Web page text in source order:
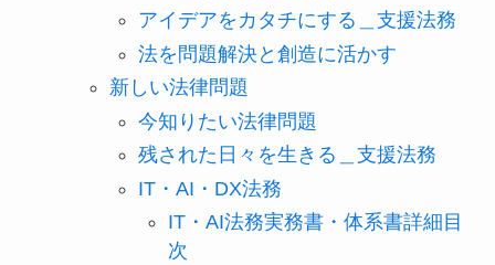
アイデアをカタチにする＿支援法務
法を問題解決と創造に活かす
新しい法律問題
今知りたい法律問題
残された日々を生きる＿支援法務
IT・AI・DX法務
IT・AI法務実務書・体系書詳細目
次